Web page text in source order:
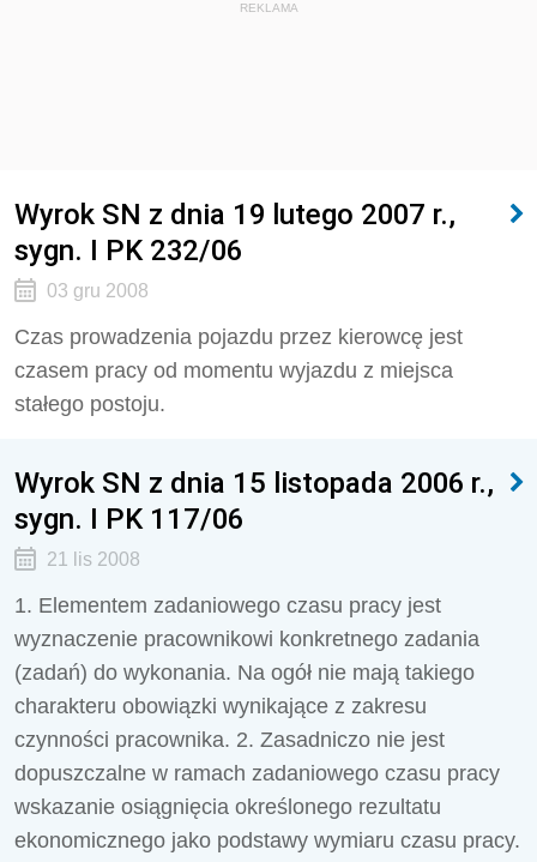
REKLAMA
Wyrok SN z dnia 19 lutego 2007 r.,
sygn. I PK 232/06
03 gru 2008
Czas prowadzenia pojazdu przez kierowcę jest
czasem pracy od mo­mentu wyjazdu z miejsca
stałego postoju.
Wyrok SN z dnia 15 listopada 2006 r.,
sygn. I PK 117/06
21 lis 2008
1. Elementem zadaniowego czasu pracy jest
wyznaczenie pracownikowi konkretnego zadania
(zadań) do wykonania. Na ogół nie mają takiego
charakteru obowiązki wynikające z zakresu
czynności pracownika. 2. Zasadniczo nie jest
dopuszczalne w ramach zadaniowego czasu pracy
wskazanie osiągnięcia określonego rezultatu
ekonomicznego jako podstawy wymiaru czasu pracy.